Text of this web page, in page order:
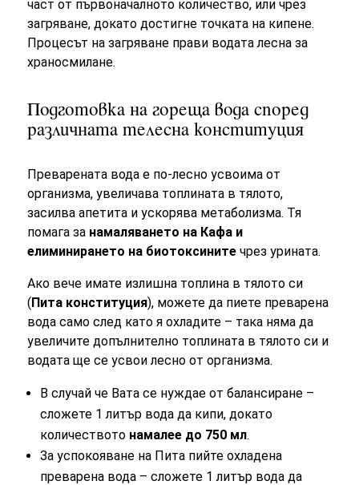
част от първоначалното количество, или чрез
загряване, докато достигне точката на кипене.
Процесът на загряване прави водата лесна за
храносмилане.
Подготовка на гореща вода според
различната телесна конституция
Преварената вода е по-лесно усвоима от
организма, увеличава топлината в тялото,
засилва апетита и ускорява метаболизма. Тя
помага за намаляването на Кафа и
елиминирането на биотоксините чрез урината.
Ако вече имате излишна топлина в тялото си
(Пита конституция), можете да пиете преварена
вода само след като я охладите – така няма да
увеличите допълнително топлината в тялото си и
водата ще се усвои лесно от организма.
В случай че Вата се нуждае от балансиране –
сложете 1 литър вода да кипи, докато
количеството намалее до 750 мл.
За успокояване на Пита пийте охладена
преварена вода – сложете 1 литър вода да